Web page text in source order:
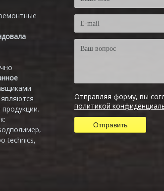
technics,
Отправляя форму, вы
политикой